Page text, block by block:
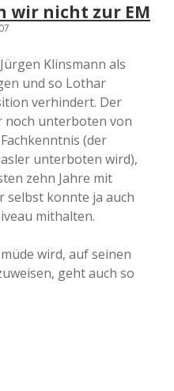
wir nicht zur EM
Klinsmann als
und so Lothar
verhindert. Der
unterboten von
(der
unterboten wird),
zehn Jahre mit
selbst konnte ja auch
mithalten.
wird, auf seinen
geht auch so